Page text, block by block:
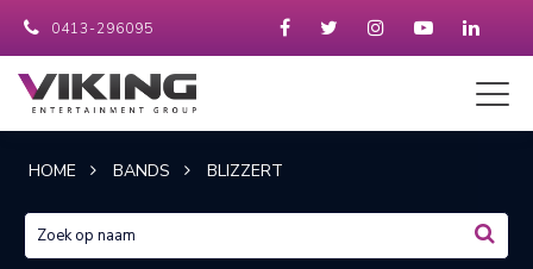
0413-296095
HOME BANDS BLIZZERT